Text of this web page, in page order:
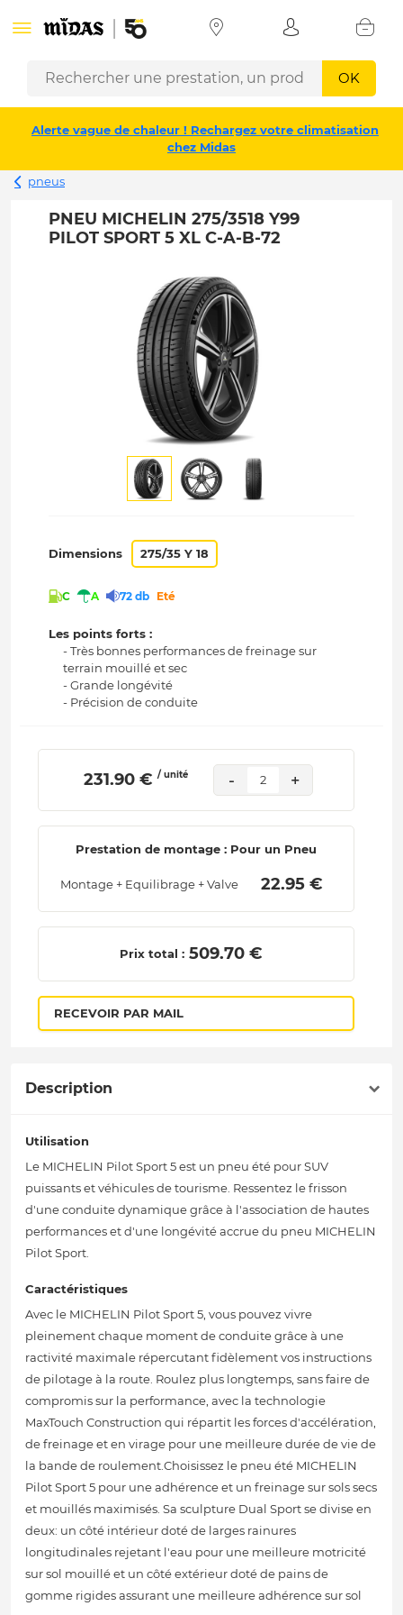
OK
Alerte vague de chaleur ! Rechargez votre climatisation
chez Midas
pneus
PNEU MICHELIN 275/3518 Y99
PILOT SPORT 5 XL C-A-B-72
Dimensions 275/35 Y 18
C A 72 db Eté
Les points forts :
- Très bonnes performances de freinage sur
terrain mouillé et sec
- Grande longévité
- Précision de conduite
231.90 € / unité - 2 +
Prestation de montage : Pour un Pneu
Montage + Equilibrage + Valve 22.95 €
Prix total : 509.70 €
RECEVOIR PAR MAIL
Description
Utilisation
Le MICHELIN Pilot Sport 5 est un pneu été pour SUV
puissants et véhicules de tourisme. Ressentez le frisson
d'une conduite dynamique grâce à l'association de hautes
performances et d'une longévité accrue du pneu MICHELIN
Pilot Sport.
Caractéristiques
Avec le MICHELIN Pilot Sport 5, vous pouvez vivre
pleinement chaque moment de conduite grâce à une
ractivité maximale répercutant fidèlement vos instructions
de pilotage à la route. Roulez plus longtemps, sans faire de
compromis sur la performance, avec la technologie
MaxTouch Construction qui répartit les forces d'accélération,
de freinage et en virage pour une meilleure durée de vie de
la bande de roulement.Choisissez le pneu été MICHELIN
Pilot Sport 5 pour une adhérence et un freinage sur sols secs
et mouillés maximisés. Sa sculpture Dual Sport se divise en
deux: un côté intérieur doté de larges rainures
longitudinales rejetant l'eau pour une meilleure motricité
sur sol mouillé et un côté extérieur doté de pains de
gomme rigides assurant une meilleure adhérence sur sol